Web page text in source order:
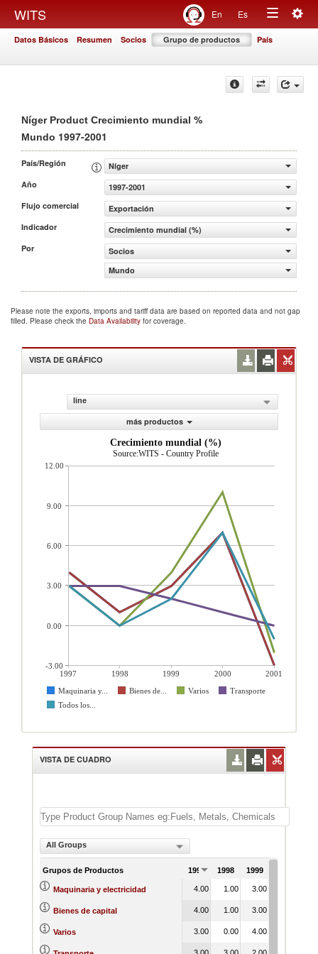
WITS En Es
Toggle
Datos Básicos Resumen Socios Grupo de productos País
Níger Product Crecimiento mundial %
Mundo 1997-2001
País/Región
Níger
Año
1997-2001
Flujo comercial
Exportación
Indicador
Crecimiento mundial (%)
Por
Socios
Mundo
Please note the exports, imports and tariff data are based on reported data and not gap
filled. Please check the Data Availability for coverage.
VISTA DE GRÁFICO
line
más productos
Crecimiento mundial (%)
Source:WITS - Country Profile
1997 1998 1999 2000
2001
Maquinaria y...
Bienes de... Varios
Transporte
Todos los...
12.00
9.00
6.00
3.00
0.00
-3.00
VISTA DE CUADRO
All Groups
Grupos de Productos 1997 1998 1999
Maquinaria y electricidad 4.00 1.00 3.00
Bienes de capital 4.00 1.00 3.00
Varios 3.00 0.00 4.00
3.00 3.00 2.00